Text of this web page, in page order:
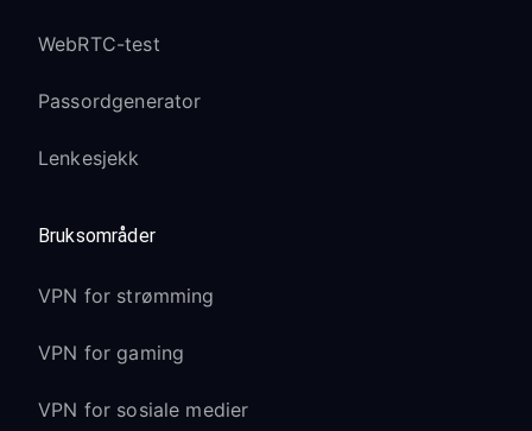
WebRTC-test
Passordgenerator
Lenkesjekk
Bruksområder
VPN for strømming
VPN for gaming
VPN for sosiale medier